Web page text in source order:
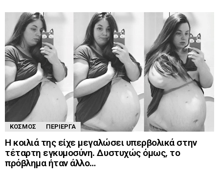
ΚΌΣΜΟΣ ΠΕΡΊΕΡΓΑ
Η κοιλιά της είχε μεγαλώσει υπερβολικά στην
τέταρτη εγκυμοσύνη. Δυστυχώς όμως, το
πρόβλημα ήταν άλλο…